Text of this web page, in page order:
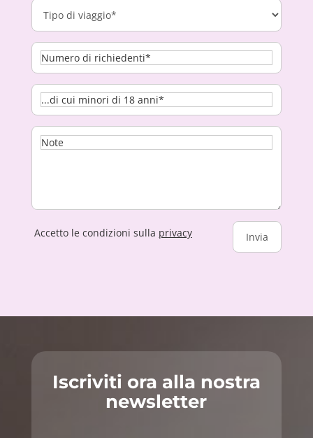
Accetto le condizioni sulla privacy
Iscriviti ora alla nostra
newsletter